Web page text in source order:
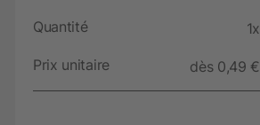
Quantité 1x
Prix unitaire dès 0,49 €